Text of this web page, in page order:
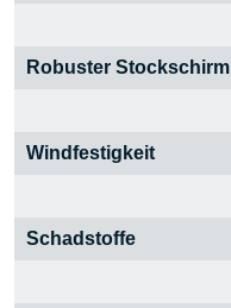
Robuster Stockschirm
Windfestigkeit
Schadstoffe